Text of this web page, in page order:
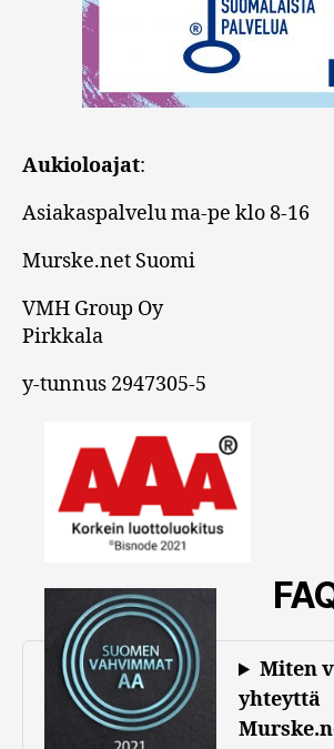
Aukioloajat:
Asiakaspalvelu ma-pe klo 8-16
Murske.net Suomi
VMH Group Oy
Pirkkala
y-tunnus 2947305-5
Miten
yhteyttä